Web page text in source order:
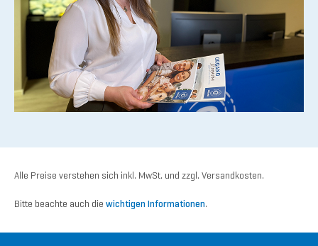
Alle Preise verstehen sich inkl. MwSt. und zzgl. Versandkosten.
Bitte beachte auch die wichtigen Informationen.